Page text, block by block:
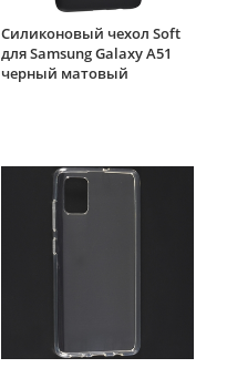
Силиконовый чехол Soft
для Samsung Galaxy A51
черный матовый